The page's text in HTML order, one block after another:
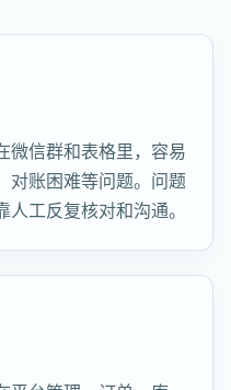
微信群和表格里，容易
对账困难等问题。问题
工反复核对和沟通。